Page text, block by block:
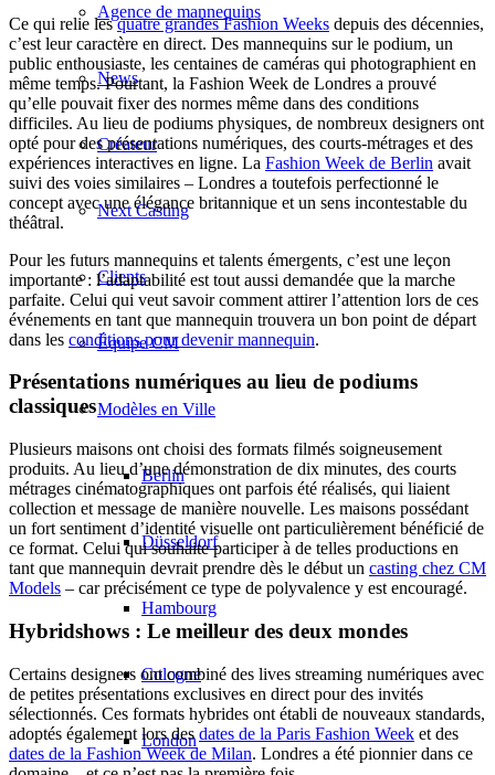
Agence de mannequins
News
Créateur
Next Casting
Clients
Équipe CM
Modèles en Ville
Berlin
Düsseldorf
Hambourg
Cologne
London
Ce qui relie lesquatre grandes Fashion Weeks depuis des décennies,
c’est leur caractère en direct. Des mannequins sur le podium, un
public enthousiaste, les centaines de caméras qui photographient en
même temps. Pourtant, la Fashion Week de Londres a prouvé
qu’elle pouvait fixer des normes même dans des conditions
difficiles. Au lieu de podiums physiques, de nombreux designers ont
opté pour des présentations numériques, des courts-métrages et des
expériences interactives en ligne. La Fashion Week de Berlin avait
suivi des voies similaires – Londres a toutefois perfectionné le
concept avec une élégance britannique et un sens incontestable du
théâtral.
Pour les futurs mannequins et talents émergents, c’est une leçon
importante : l’adaptabilité est tout aussi demandée que la marche
parfaite. Celui qui veut savoir comment attirer l’attention lors de ces
événements en tant que mannequin trouvera un bon point de départ
dans les conditions pour devenir mannequin.
Présentations numériques au lieu de podiums
classiques
Plusieurs maisons ont choisi des formats filmés soigneusement
produits. Au lieu d’une démonstration de dix minutes, des courts
métrages cinématographiques ont parfois été réalisés, qui liaient
collection et message de manière nouvelle. Les maisons possédant
un fort sentiment d’identité visuelle ont particulièrement bénéficié de
ce format. Celui qui souhaite participer à de telles productions en
tant que mannequin devrait prendre dès le début un casting chez CM
Models – car précisément ce type de polyvalence y est encouragé.
Hybridshows : Le meilleur des deux mondes
Certains designers ont combiné des lives streaming numériques avec
de petites présentations exclusives en direct pour des invités
sélectionnés. Ces formats hybrides ont établi de nouveaux standards,
adoptés également lors desdates de la Paris Fashion Week et des
dates de la Fashion Week de Milan. Londres a été pionnier dans ce